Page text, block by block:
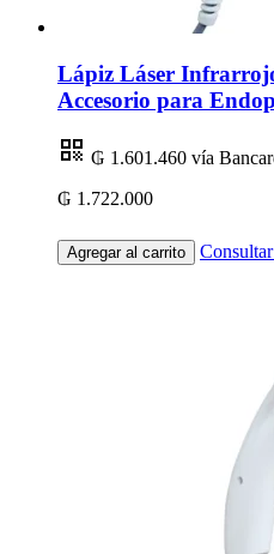
Lápiz Láser
Accesorio para
₲ 1.601.460 vía
₲ 1.722.000
Agregar al carrito